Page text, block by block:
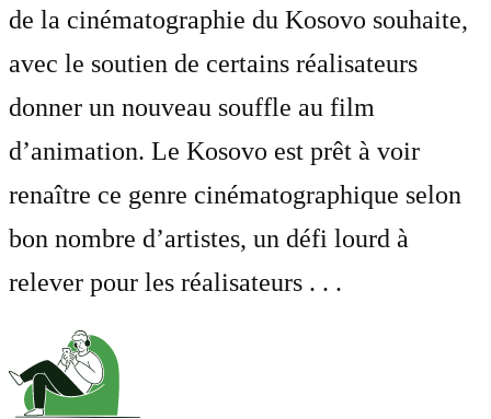
de la cinématographie du Kosovo souhaite,
avec le soutien de certains réalisateurs
donner un nouveau souffle au film
d’animation. Le Kosovo est prêt à voir
renaître ce genre cinématographique selon
bon nombre d’artistes, un défi lourd à
relever pour les réalisateurs . . .